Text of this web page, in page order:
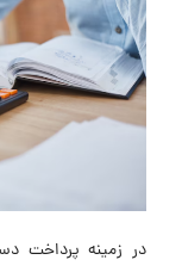
در زمینه پرداخت